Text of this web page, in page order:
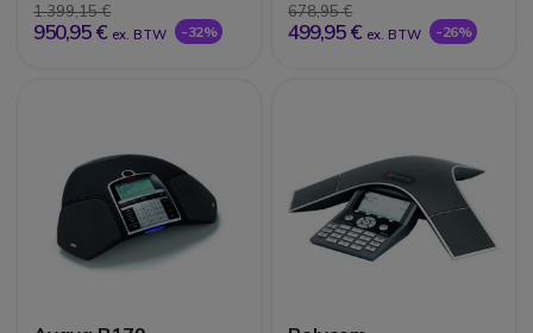
1.399,15 €
950,95 € ex. BTW -32%
678,95 €
499,95 € ex. BTW -26%